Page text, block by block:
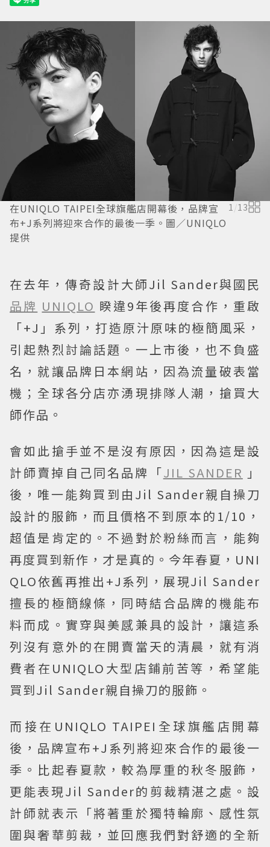
在UNIQLO TAIPEI全球旗艦店開幕後，品牌宣
布+J系列將迎來合作的最後一季。圖／UNIQLO
提供
1/13
在去年，傳奇設計大師Jil Sander與國民
品牌 UNIQLO 睽違9年後再度合作，重啟
「+J」系列，打造原汁原味的極簡風采，
引起熱烈討論話題。一上市後，也不負盛
名，就讓品牌日本網站，因為流量破表當
機；全球各分店亦湧現排隊人潮，搶買大
師作品。
會如此搶手並不是沒有原因，因為這是設
計師賣掉自己同名品牌「JIL SANDER 」
後，唯一能夠買到由Jil Sander親自操刀
設計的服飾，而且價格不到原本的1/10，
超值是肯定的。不過對於粉絲而言，能夠
再度買到新作，才是真的。今年春夏，UNI
QLO依舊再推出+J系列，展現Jil Sander
擅長的極簡線條，同時結合品牌的機能布
料而成。實穿與美感兼具的設計，讓這系
列沒有意外的在開賣當天的清晨，就有消
費者在UNIQLO大型店鋪前苦等，希望能
買到Jil Sander親自操刀的服飾。
而接在UNIQLO TAIPEI全球旗艦店開幕
後，品牌宣布+J系列將迎來合作的最後一
季。比起春夏款，較為厚重的秋冬服飾，
更能表現Jil Sander的剪裁精湛之處。設
計師就表示「將著重於獨特輪廓、感性氛
圍與奢華剪裁，並回應我們對舒適的全新